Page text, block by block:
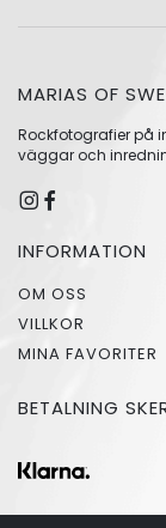
MARIAS OF
Rockfotografier på
väggar och
INFORMATION
OM OSS
VILLKOR
MINA FAVORITER
BETALNING